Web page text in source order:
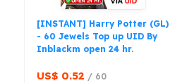
[INSTANT] Harry Potter (GL)
- 60 Jewels Top up UID By
Inblackm open 24 hr.
US$ 0.52 60